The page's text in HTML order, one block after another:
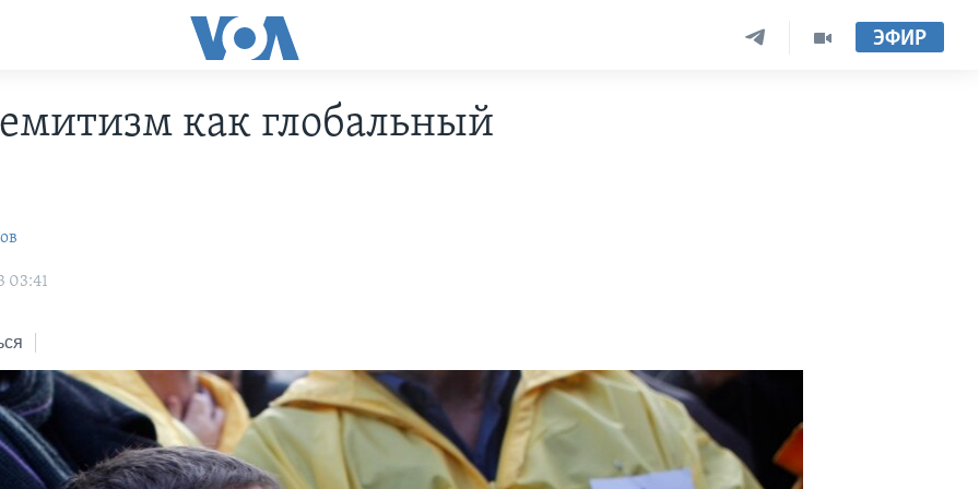
ЭФИР
как глобальный
03:41